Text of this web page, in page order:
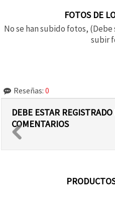
FOTOS DE
No se han subido fotos,
subir
Reseñas: 0
DEBE ESTAR
COMENTARIOS